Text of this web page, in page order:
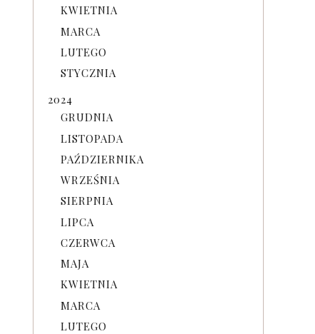
KWIETNIA
MARCA
LUTEGO
STYCZNIA
2024
GRUDNIA
LISTOPADA
PAŹDZIERNIKA
WRZEŚNIA
SIERPNIA
LIPCA
CZERWCA
MAJA
KWIETNIA
MARCA
LUTEGO